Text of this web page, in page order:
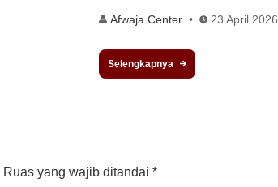
Afwaja Center 23 April 2026
Selengkapnya
Ruas yang wajib ditandai *